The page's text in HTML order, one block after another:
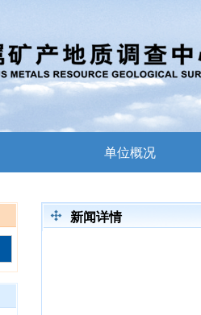
单位概况
新闻详情